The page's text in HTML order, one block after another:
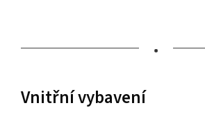
•
Vnitřní vybavení